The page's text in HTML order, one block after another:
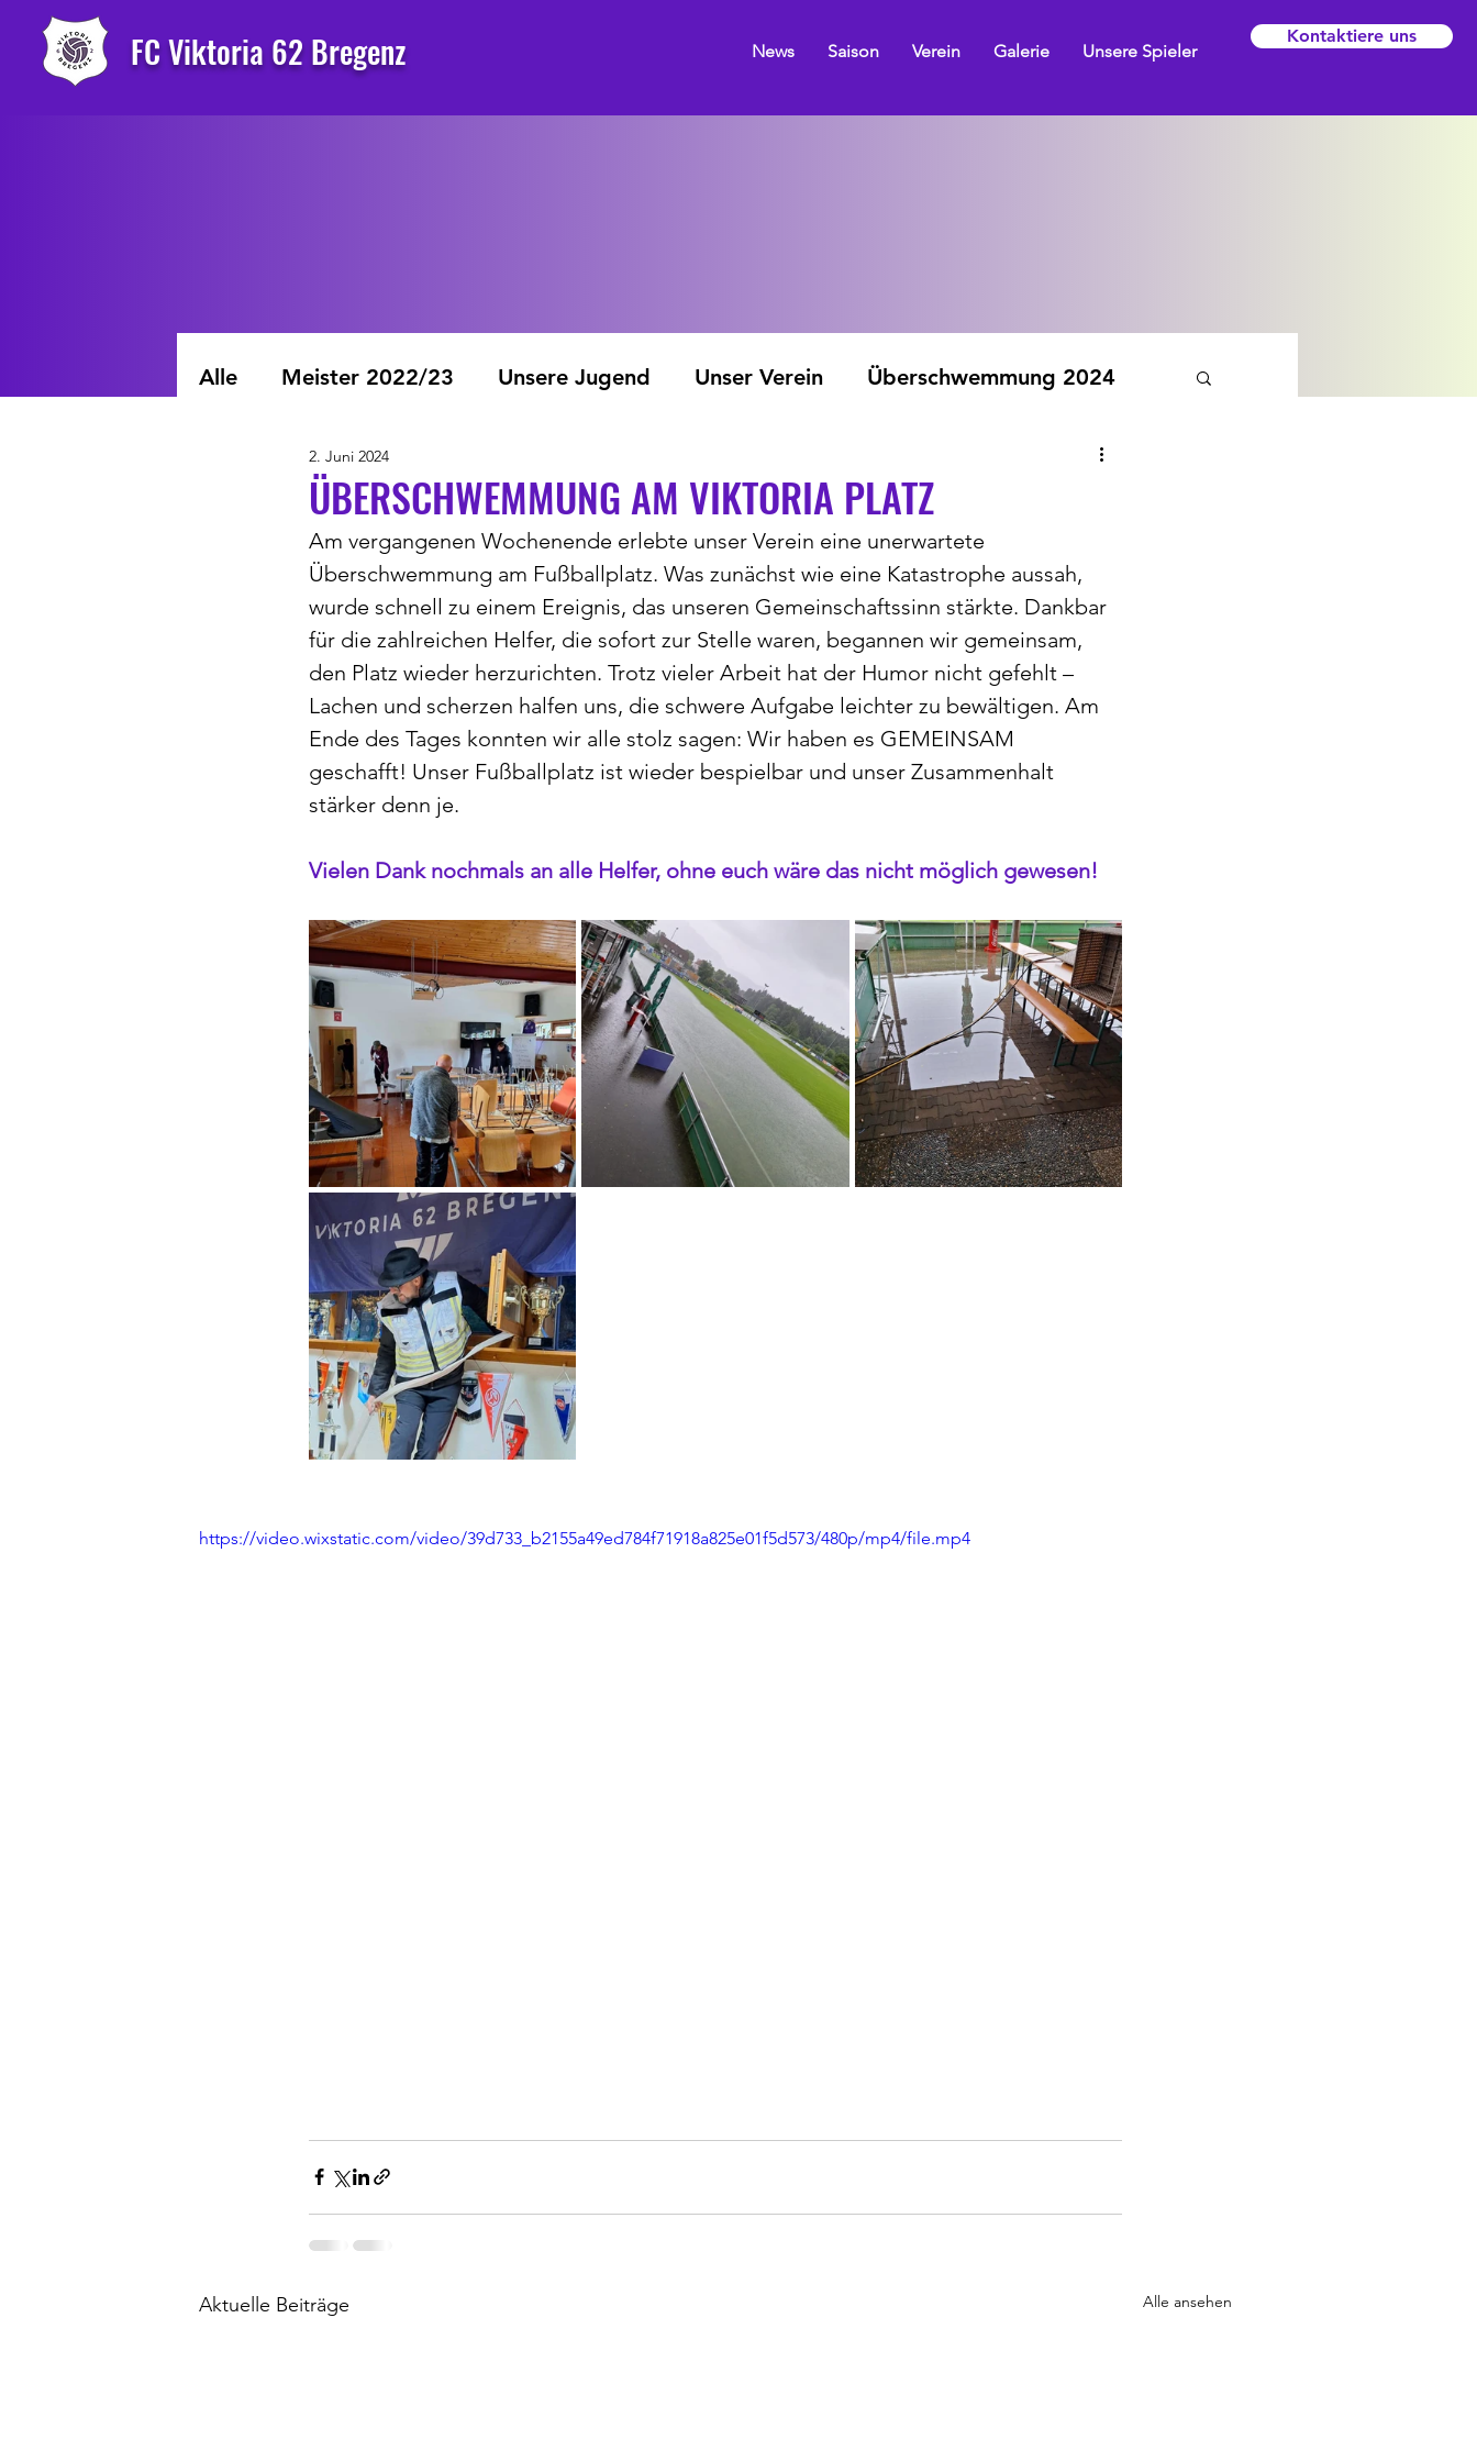
FC Viktoria 62 Bregenz News Saison Verein Galerie Unsere Spieler
Kontaktiere uns
Alle Meister 2022/23 Unsere Jugend Unser Verein Überschwemmung 2024
ÜBERSCHWEMMUNG AM VIKTORIA PLATZ
2. Juni 2024
Am vergangenen Wochenende erlebte unser Verein eine unerwartete
Überschwemmung am Fußballplatz. Was zunächst wie eine Katastrophe aussah,
wurde schnell zu einem Ereignis, das unseren Gemeinschaftssinn stärkte. Dankbar
für die zahlreichen Helfer, die sofort zur Stelle waren, begannen wir gemeinsam,
den Platz wieder herzurichten. Trotz vieler Arbeit hat der Humor nicht gefehlt –
Lachen und scherzen halfen uns, die schwere Aufgabe leichter zu bewältigen. Am
Ende des Tages konnten wir alle stolz sagen: Wir haben es GEMEINSAM
geschafft! Unser Fußballplatz ist wieder bespielbar und unser Zusammenhalt
stärker denn je.
Vielen Dank nochmals an alle Helfer, ohne euch wäre das nicht möglich gewesen!
https://video.wixstatic.com/video/39d733_b2155a49ed784f71918a825e01f5d573/480p/mp4/file.mp4
Aktuelle Beiträge Alle ansehen